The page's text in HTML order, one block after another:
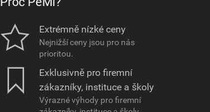
Extrémně nízké ceny
Nejnižší ceny jsou pro nás
prioritou.
Exklusivně pro firemní
zákazníky, instituce a školy
Výrazné výhody pro firemní